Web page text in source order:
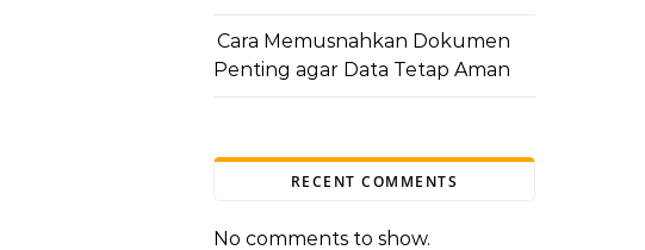
Cara Memusnahkan Dokumen
Penting agar Data Tetap Aman
RECENT COMMENTS
No comments to show.